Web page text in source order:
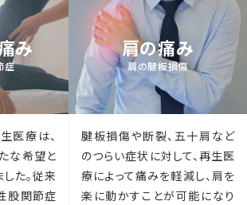
み
症
医療は、
な希望と
た。従来
股関節症
肩の痛み
肩の腱板損傷
腱板損傷や断裂、五十肩など
のつらい症状に対して、再生医
療によって痛みを軽減し、肩を
楽に動かすことが可能になり